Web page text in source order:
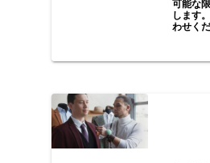
可能な
します。 お気軽にお問い合
わせくだ